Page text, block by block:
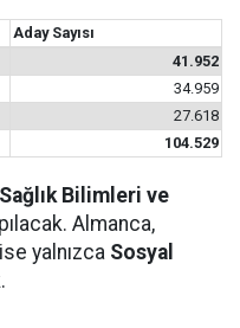
Aday Sayısı
41.952
34.959
27.618
104.529
Bilimleri ve
Almanca,
yalnızca Sosyal